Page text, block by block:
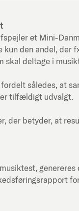
et Mini-
kun den andel, der
skal deltage i
således, at
tilfældigt udvalgt.
der betyder, at